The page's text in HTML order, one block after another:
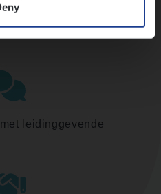
leidinggevende